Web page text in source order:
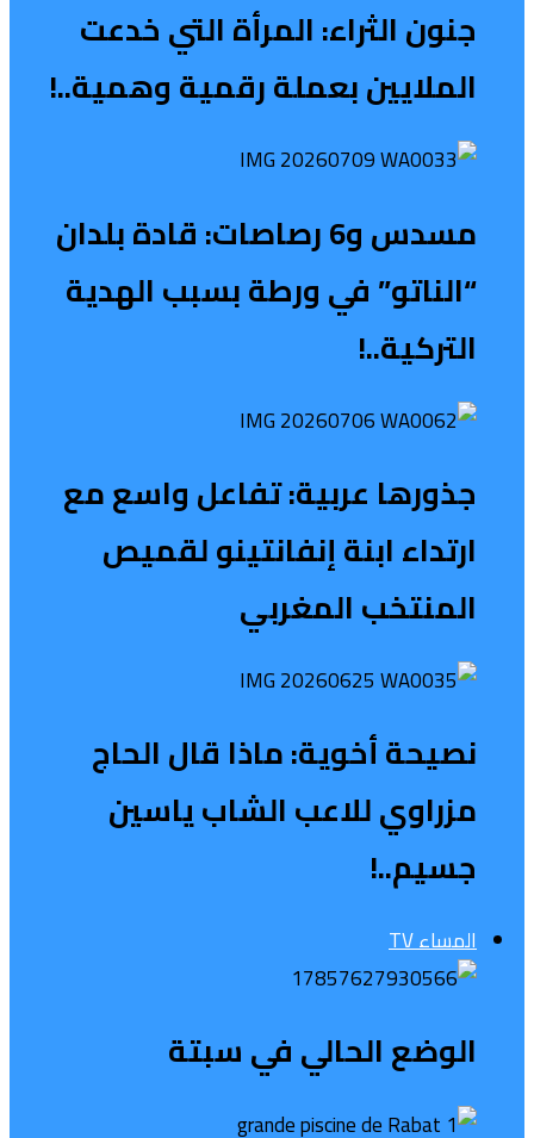
جنون الثراء: المرأة التي خدعت
الملايين بعملة رقمية وهمية..!
مسدس و6 رصاصات: قادة بلدان
“الناتو” في ورطة بسبب الهدية
التركية..!
جذورها عربية: تفاعل واسع مع
ارتداء ابنة إنفانتينو لقميص
المنتخب المغربي
نصيحة أخوية: ماذا قال الحاج
مزراوي للاعب الشاب ياسين
جسيم..!
المساء TV
الوضع الحالي في سبتة